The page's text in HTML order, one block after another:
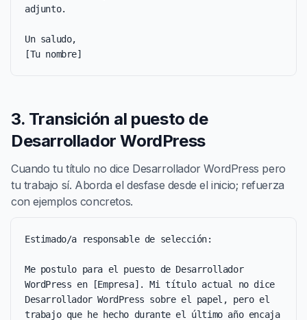
adjunto.
Un saludo,
[Tu nombre]
3. Transición al puesto de
Desarrollador WordPress
Cuando tu título no dice Desarrollador WordPress pero
tu trabajo sí. Aborda el desfase desde el inicio; refuerza
con ejemplos concretos.
Estimado/a responsable de selección:
Me postulo para el puesto de Desarrollador
WordPress en [Empresa]. Mi título actual no dice
Desarrollador WordPress sobre el papel, pero el
trabajo que he hecho durante el último año encaja